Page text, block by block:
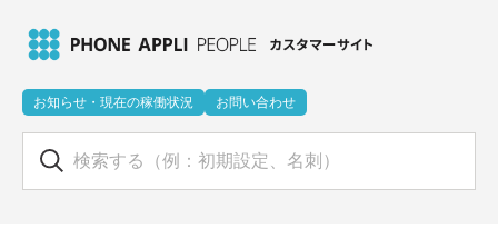
お知らせ・現在の稼働状況 お問い合わせ